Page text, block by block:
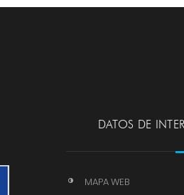
DATOS DE
MAPA WEB